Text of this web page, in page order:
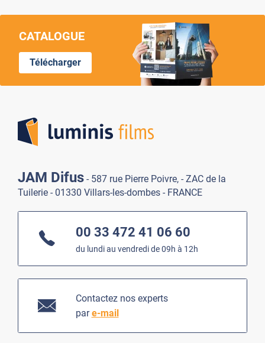
CATALOGUE
Télécharger
JAM Difus - 587 rue Pierre Poivre, - ZAC de la
Tuilerie - 01330 Villars-les-dombes - FRANCE
00 33 472 41 06 60
du lundi au vendredi de 09h à 12h
Contactez nos experts
pare-mail